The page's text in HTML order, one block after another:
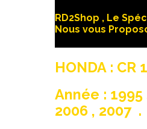
RD2Shop , Le
Nous vous
HONDA : CR
Année : 1995
2006 , 2007 .